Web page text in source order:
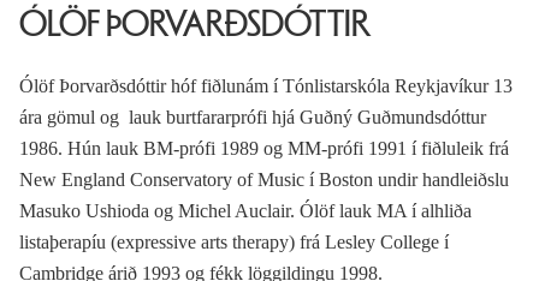
ÓLÖF ÞORVARÐSDÓTTIR
Ólöf Þorvarðsdóttir hóf fiðlunám í Tónlistarskóla Reykjavíkur 13
ára gömul og lauk burtfararprófi hjá Guðný Guðmundsdóttur
1986. Hún lauk BM-prófi 1989 og MM-prófi 1991 í fiðluleik frá
New England Conservatory of Music í Boston undir handleiðslu
Masuko Ushioda og Michel Auclair. Ólöf lauk MA í alhliða
listaþerapíu (expressive arts therapy) frá Lesley College í
Cambridge árið 1993 og fékk löggildingu 1998.